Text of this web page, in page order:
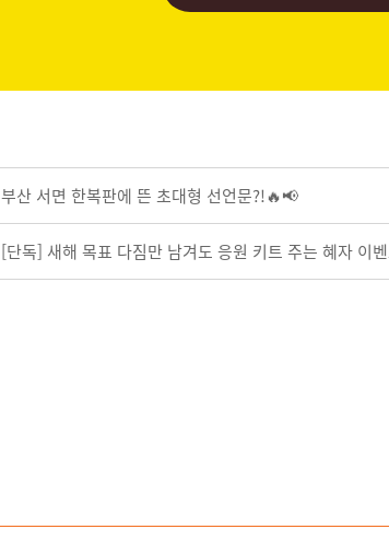
부산 서면 한복판에 뜬 초대형 선언문?!🔥📢
[단독] 새해 목표 다짐만 남겨도 응원 키트 주는 혜자 이